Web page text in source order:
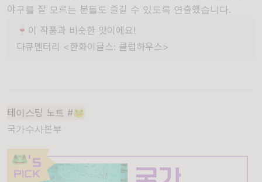
야구를 잘 모르는 분들도 즐길 수 있도록 연출했습니다.
🍷이 작품과 비슷한 맛이에요!
다큐멘터리 <한화이글스: 클럽하우스>
테이스팅 노트 #🐸
국가수사본부